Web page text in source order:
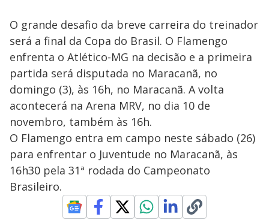
O grande desafio da breve carreira do treinador
será a final da Copa do Brasil. O Flamengo
enfrenta o Atlético-MG na decisão e a primeira
partida será disputada no Maracanã, no
domingo (3), às 16h, no Maracanã. A volta
acontecerá na Arena MRV, no dia 10 de
novembro, também às 16h.
O Flamengo entra em campo neste sábado (26)
para enfrentar o Juventude no Maracanã, às
16h30 pela 31ª rodada do Campeonato
Brasileiro.